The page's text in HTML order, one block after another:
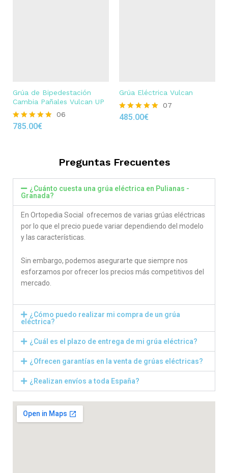
Grúa de Bipedestación
Cambia Pañales Vulcan UP
Rated
06
785.00€
Grúa Eléctrica Vulcan
Rated
07
485.00€
Preguntas Frecuentes
¿Cuánto cuesta una grúa eléctrica en Pulianas -
Granada?
En Ortopedia Social ofrecemos de varias grúas eléctricas
por lo que el precio puede variar dependiendo del modelo
y las características.
Sin embargo, podemos asegurarte que siempre nos
esforzamos por ofrecer los precios más competitivos del
mercado.
¿Cómo puedo realizar mi compra de un grúa
eléctrica?
¿Cuál es el plazo de entrega de mi grúa eléctrica?
¿Ofrecen garantías en la venta de grúas eléctricas?
¿Realizan envíos a toda España?